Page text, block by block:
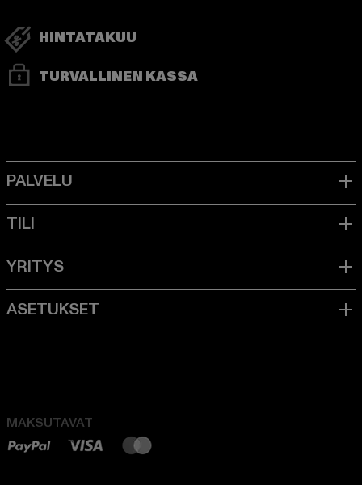
HINTATAKUU
TURVALLINEN KASSA
MAKSUTAVAT